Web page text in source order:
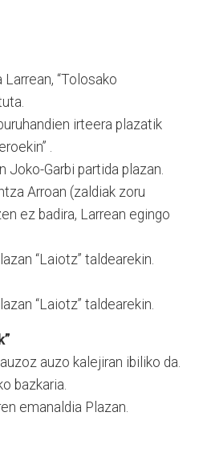
“Tolosako
irteera plazatik
.
Garbi partida plazan.
Arroan (zaldiak zoru
ez badira, Larrean egingo
“Laiotz” taldearekin.
“Laiotz” taldearekin.
auzo kalejiran ibiliko da.
bazkaria.
emanaldia Plazan.